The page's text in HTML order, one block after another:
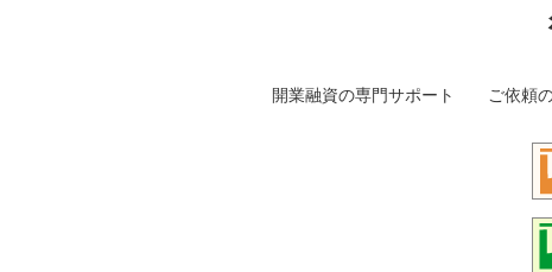
開業融資の専門サポート ご依頼